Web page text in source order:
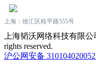
上海：徐汇区桂平路555号
上海韬沃网络科技有限公
rights reserved.
沪公网安备